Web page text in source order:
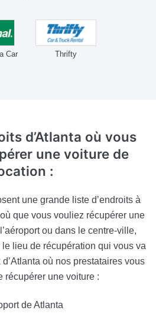
Car Thrifty
d’Atlanta où vous
une voiture de
:
une grande liste d’endroits à
que vous vouliez récupérer une
ou dans le centre-ville,
lieu de récupération qui vous va
où nos prestataires vous
récupérer une voiture :
de Atlanta